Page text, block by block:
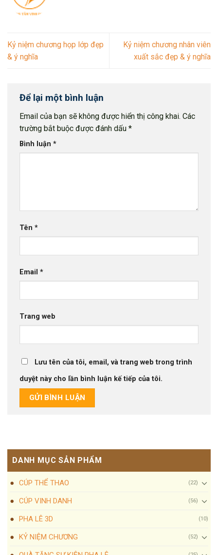
Kỷ niệm chương họp lớp đẹp
& ý nghĩa
Kỷ niệm chương nhân viên
xuất sắc đẹp & ý nghĩa
Để lại một bình luận
Email của bạn sẽ không được hiển thị công khai. Các
trường bắt buộc được đánh dấu *
Bình luận *
Tên *
Email *
Trang web
Lưu tên của tôi, email, và trang web trong trình
duyệt này cho lần bình luận kế tiếp của tôi.
DANH MỤC SẢN PHẨM
CÚP THỂ THAO (22)
CÚP VINH DANH (56)
PHA LÊ 3D (10)
KỶ NIỆM CHƯƠNG (52)